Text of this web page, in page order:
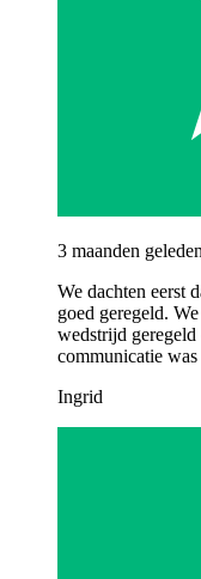
3 maanden geleden
We dachten eerst
goed geregeld.
wedstrijd
communicatie
Ingrid